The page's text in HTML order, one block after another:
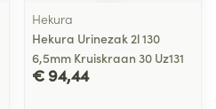
Hekura
Hekura Urinezak 2l 130
6,5mm Kruiskraan 30 Uz131
€ 94,44